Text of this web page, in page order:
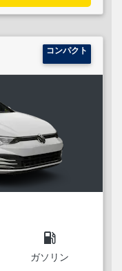
コンパクト
local_gas_station
ガソリン